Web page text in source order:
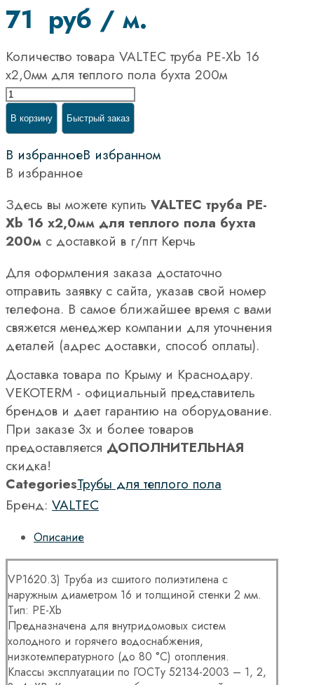
71 руб / м.
Количество товара VALTEC труба PE-Xb 16
х2,0мм для теплого пола бухта 200м
В корзину Быстрый заказ
В избранноеВ избранном
В избранное
Здесь вы можете купить VALTEC труба PE-
Xb 16 х2,0мм для теплого пола бухта
200м с доставкой в г/пгт Керчь
Для оформления заказа достаточно
отправить заявку с сайта, указав свой номер
телефона. В самое ближайшее время с вами
свяжется менеджер компании для уточнения
деталей (адрес доставки, способ оплаты).
Доставка товара по Крыму и Краснодару.
VEKOTERM - официальный представитель
брендов и дает гарантию на оборудование.
При заказе 3х и более товаров
предоставляется ДОПОЛНИТЕЛЬНАЯ
скидка!
CategoriesТрубы для теплого пола
Бренд: VALTEC
Описание
VP1620.3) Труба из сшитого полиэтилена с
наружным диаметром 16 и толщиной стенки 2 мм.
Тип: PE-Xb
Предназначена для внутридомовых систем
холодного и горячего водоснабжения,
низкотемпературного (до 80 °С) отопления.
Классы эксплуатации по ГОСТу 52134-2003 – 1, 2,